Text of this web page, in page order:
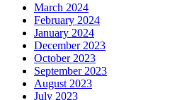
March 2024
February 2024
January 2024
December 2023
October 2023
September 2023
August 2023
July 2023